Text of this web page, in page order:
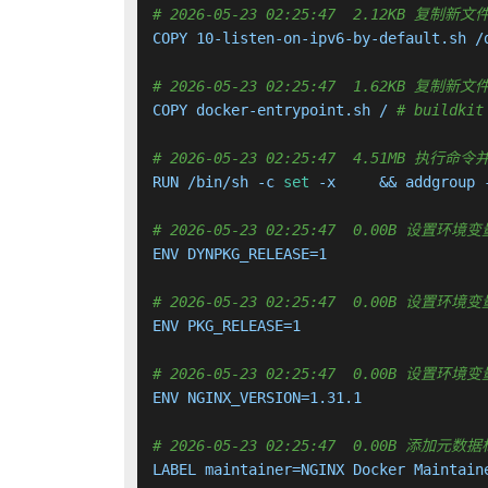
# 2026-05-23 02:25:47  2.12KB 复制新文件
COPY 10-listen-on-ipv6-by-default.sh
# 2026-05-23 02:25:47  1.62KB 复制新文件
COPY docker-entrypoint.sh / # buildkit
# 2026-05-23 02:25:47  4.51MB 执行命令并
RUN /bin/sh -c set -x     && addgroup
# 2026-05-23 02:25:47  0.00B 设置环境变量
ENV DYNPKG_RELEASE=1
# 2026-05-23 02:25:47  0.00B 设置环境变量
ENV PKG_RELEASE=1
# 2026-05-23 02:25:47  0.00B 设置环境变量
ENV NGINX_VERSION=1.31.1
# 2026-05-23 02:25:47  0.00B 添加元数据
LABEL maintainer=NGINX Docker